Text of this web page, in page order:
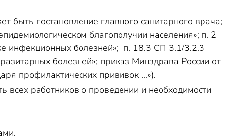
быть постановление главного санитарного врача;
благополучии населения»; п. 2
инфекционных болезней»; п. 18.3 СП 3.1/3.2.3
болезней»; приказ Минздрава России от
профилактических прививок …»).
всех работников о проведении и необходимости